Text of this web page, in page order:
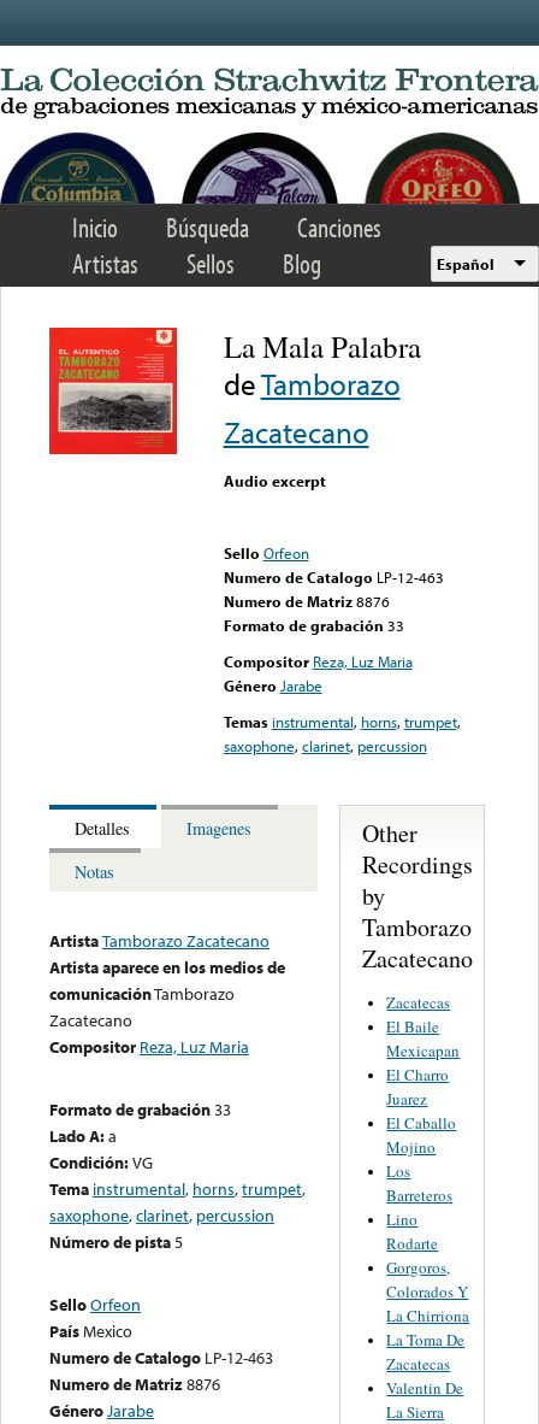
Inicio Búsqueda
Canciones
Artistas
Sellos Blog Español
La Mala Palabra
deTamborazo
Zacatecano
Audio excerpt
Sello Orfeon
Numero de Catalogo LP-12-463
Numero de Matriz 8876
Formato de grabación 33
Compositor Reza, Luz Maria
Género Jarabe
Temas instrumental, horns,trumpet,
saxophone,clarinet, percussion
Detalles
Imagenes
Notas
ArtistaTamborazo Zacatecano
Artista aparece en los medios de
comunicaciónTamborazo
Zacatecano
Compositor Reza, Luz Maria
Formato de grabación33
Lado A:a
Condición:VG
Tema instrumental, horns,trumpet,
saxophone,clarinet, percussion
Número de pista5
SelloOrfeon
PaísMexico
Numero de Catalogo LP-12-463
Numero de Matriz8876
GéneroJarabe
Other
Recordings
by
Tamborazo
Zacatecano
Zacatecas
El Baile
Mexicapan
El Charro
Juarez
El Caballo
Mojino
Los
Barreteros
Lino
Rodarte
Gorgoros,
Colorados Y
La Chirriona
La Toma De
Zacatecas
Valentin De
La Sierra